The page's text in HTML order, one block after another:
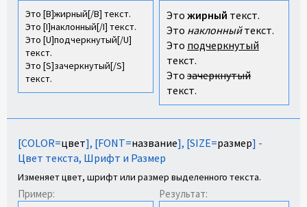
Это [B]жирный[/B] текст.
Это [I]наклонный[/I] текст.
Это [U]подчеркнутый[/U]
текст.
Это [S]зачеркнутый[/S]
текст.
Это жирный текст.
Это наклонныйтекст.
Это подчеркнутый
текст.
Это зачеркнутый
текст.
[COLOR=цвет], [FONT=название], [SIZE=размер] -
Цвет текста, Шрифт и Размер
Изменяет цвет, шрифт или размер выделенного текста.
Пример: Результат: